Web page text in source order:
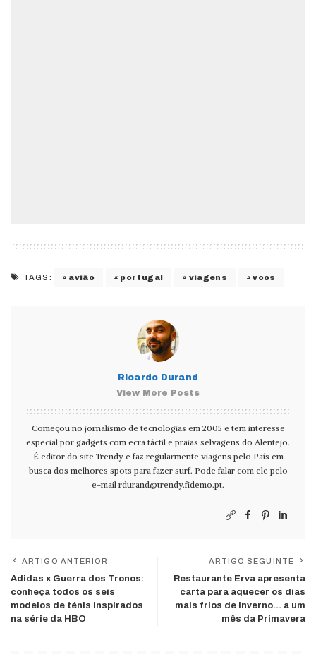
TAGS: avião portugal viagens voos
Ricardo Durand
View More Posts
Começou no jornalismo de tecnologias em 2005 e tem interesse
especial por gadgets com ecrã táctil e praias selvagens do Alentejo.
É editor do site Trendy e faz regularmente viagens pelo País em
busca dos melhores spots para fazer surf. Pode falar com ele pelo
e-mail rdurand@trendy.fidemo.pt.
ARTIGO ANTERIOR
Adidas x Guerra dos Tronos:
conheça todos os seis
modelos de ténis inspirados
na série da HBO
ARTIGO SEGUINTE
Restaurante Erva apresenta
carta para aquecer os dias
mais frios de Inverno… a um
mês da Primavera